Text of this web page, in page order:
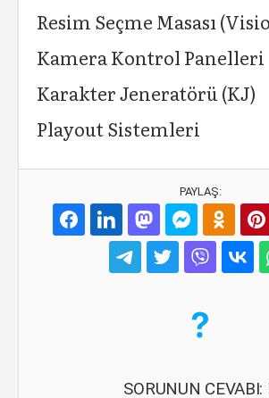
Resim Seçme Masası
Kamera Kontrol Panelleri
Karakter Jeneratörü (KJ)
Playout Sistemleri
PAYLAŞ:
SORUNUN CEVABI: